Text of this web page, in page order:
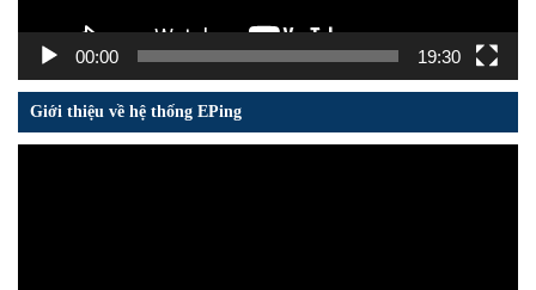
00:00 19:30
Giới thiệu về hệ thống EPing